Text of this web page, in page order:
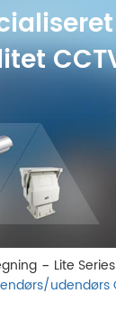
Lite
udendørs